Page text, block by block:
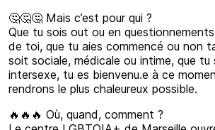
🤔🤔🤔 Mais c’est pour qui ?
Que tu sois out ou en
de toi, que tu aies commencé ou non
soit sociale, médicale ou intime, que tu
intersexe, tu es bienvenu.e à ce
rendrons le plus chaleureux possible.
🔥🔥🔥 Où, quand, comment ?